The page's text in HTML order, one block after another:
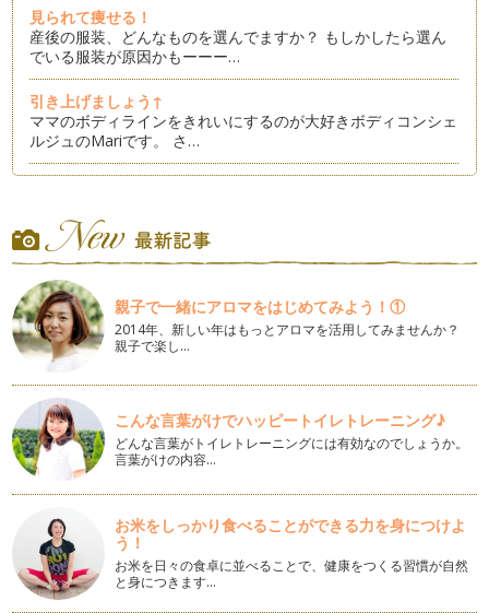
見られて痩せる！
産後の服装、どんなものを選んでますか？ もしかしたら選ん
でいる服装が原因かもーーー…
引き上げましょう↑
ママのボディラインをきれいにするのが大好きボディコンシェ
ルジュのMariです。 さ…
いらない日もあるくらい！ …
ママが赤ちゃんと楽しむエクササイズ：ウエスト＆ヒップシェ
イプ
出産後に気になるのがウエストだけでなくヒップライン。 前
回の記事で書いたウエストシ…
ママが赤ちゃんと楽しむエクササイズ：ウエストシェイプ①
「体重は落ちたけど、お腹周りがたるんだままなんです」 そ
んな言葉をママからよく聞き…
ママが赤ちゃんと楽しむエクササイズ：二の腕シェイプ
エクササイズは赤ちゃんがいてなかなか出来ないとお思いの方
も多いのでは？ 赤ちゃんと…
肩こりに効く簡単ストレッチ
厚生労働省の発表によると女性の不調のランキング堂々の第一
位が「肩こり」。 育児や家…
親子で一緒にアロマをはじめてみよう！①
2014年、新しい年はもっとアロマを活用してみませんか？
親子で楽し…
こんな言葉がけでハッピートイレトレーニング♪
どんな言葉がトイレトレーニングには有効なのでしょうか。
言葉がけの内容…
お米をしっかり食べることができる力を身につけよ
う！
お米を日々の食卓に並べることで、健康をつくる習慣が自然
と身につきます…